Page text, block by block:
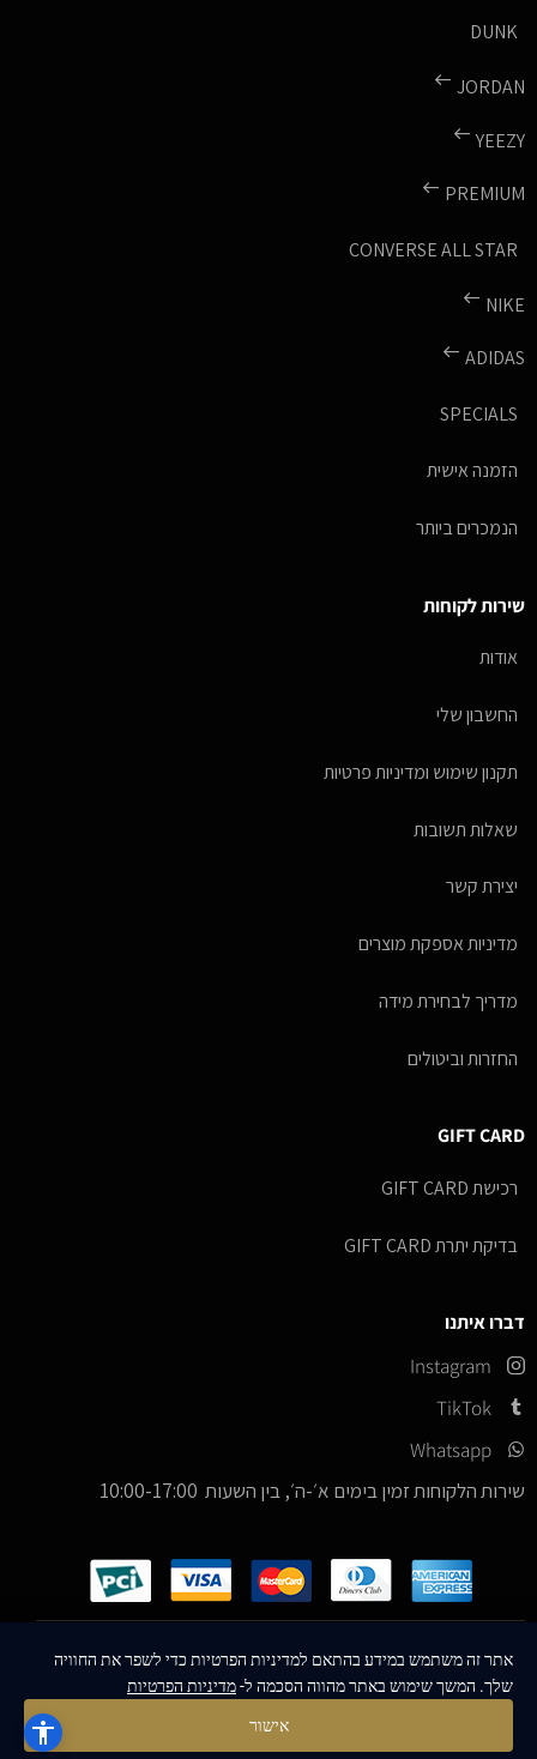
DUNK
JORDAN
YEEZY
PREMIUM
CONVERSE ALL STAR
NIKE
ADIDAS
SPECIALS
הזמנה אישית
הנמכרים ביותר
שירות לקוחות
אודות
החשבון שלי
תקנון שימוש ומדיניות פרטיות
שאלות תשובות
יצירת קשר
מדיניות אספקת מוצרים
מדריך לבחירת מידה
החזרות וביטולים
GIFT CARD
רכישת GIFT CARD
בדיקת יתרת GIFT CARD
דברו איתנו
Instagram
TikTok
Whatsapp
שירות הלקוחות זמין בימים א׳-ה׳, בין השעות 10:00-17:00
כל הזכויות שמורות – ICE Sneakers© 2026
אתר זה משתמש במידע בהתאם למדיניות הפרטיות כדי לשפר את החוויה
שלך. המשך שימוש באתר מהווה הסכמה ל-מדיניות הפרטיות
אישור